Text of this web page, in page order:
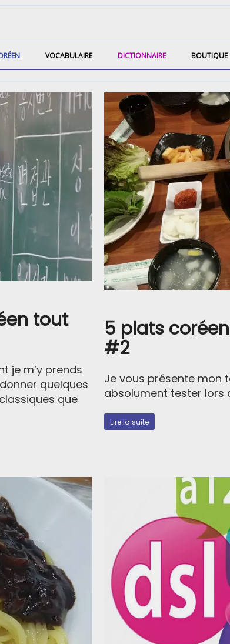
BOUTIQUE
DICTIONNAIRE
VOCABULAIRE
tout
je m’y prends
quelques
que
5 plats
#2
Je vous présente mon
absolument tester lors
Lire la suite